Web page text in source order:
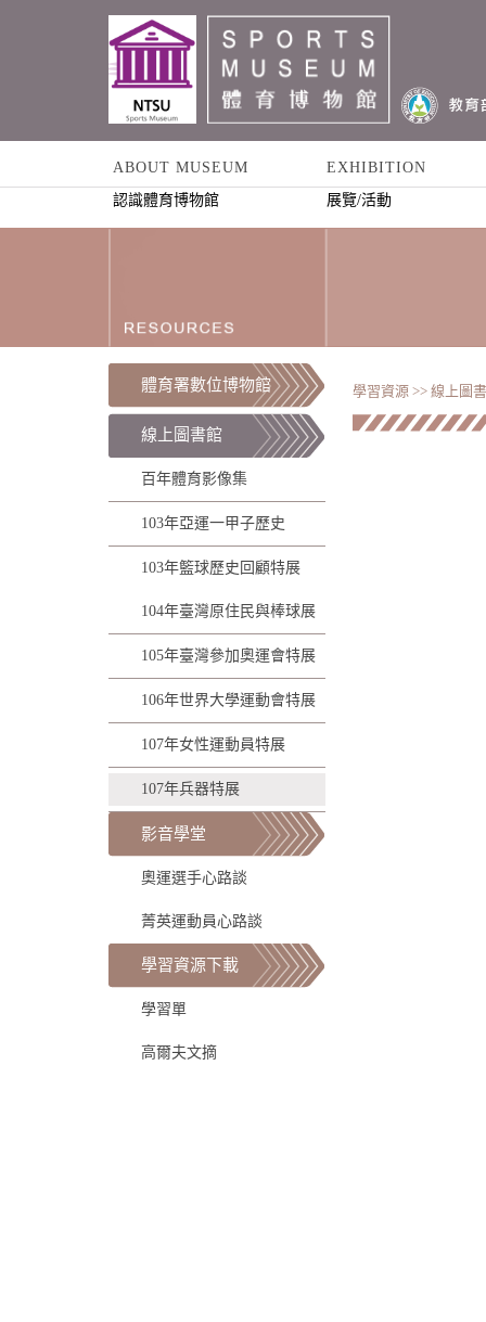
ABOUT MUSEUM
認識體育博物館
EXHIBITION
展覽/活動
體育署數位博物館
線上圖書館
百年體育影像集
103年亞運一甲子歷史
103年籃球歷史回顧特展
104年臺灣原住民與棒球展
105年臺灣參加奧運會特展
106年世界大學運動會特展
107年女性運動員特展
107年兵器特展
影音學堂
奧運選手心路談
菁英運動員心路談
學習資源下載
學習單
高爾夫文摘
學習資源 >> 線上圖